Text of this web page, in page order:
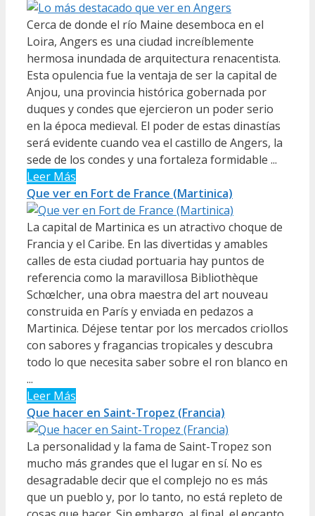
Cerca de donde el río Maine desemboca en el
Loira, Angers es una ciudad increíblemente
hermosa inundada de arquitectura renacentista.
Esta opulencia fue la ventaja de ser la capital de
Anjou, una provincia histórica gobernada por
duques y condes que ejercieron un poder serio
en la época medieval. El poder de estas dinastías
será evidente cuando vea el castillo de Angers, la
sede de los condes y una fortaleza formidable ...
Leer Más
Que ver en Fort de France (Martinica)
La capital de Martinica es un atractivo choque de
Francia y el Caribe. En las divertidas y amables
calles de esta ciudad portuaria hay puntos de
referencia como la maravillosa Bibliothèque
Schœlcher, una obra maestra del art nouveau
construida en París y enviada en pedazos a
Martinica. Déjese tentar por los mercados criollos
con sabores y fragancias tropicales y descubra
todo lo que necesita saber sobre el ron blanco en
...
Leer Más
Que hacer en Saint-Tropez (Francia)
La personalidad y la fama de Saint-Tropez son
mucho más grandes que el lugar en sí. No es
desagradable decir que el complejo no es más
que un pueblo y, por lo tanto, no está repleto de